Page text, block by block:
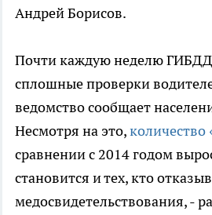
Андрей Борисов.
Почти каждую неделю
сплошные проверки
ведомство сообщает
Несмотря на это,количество
сравнении с 2014 годом
становится и тех, кто
медосвидетельствования, -